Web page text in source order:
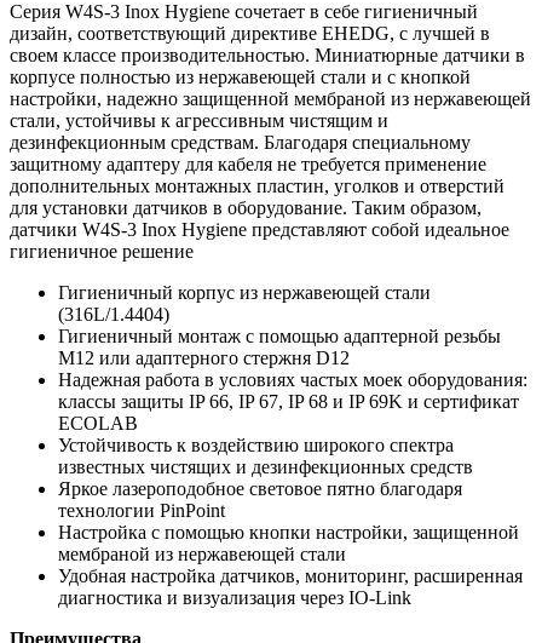
Серия W4S-3 Inox Hygiene сочетает в себе гигиеничный
дизайн, соответствующий директиве EHEDG, с лучшей в
своем классе производительностью. Миниатюрные датчики в
корпусе полностью из нержавеющей стали и с кнопкой
настройки, надежно защищенной мембраной из нержавеющей
стали, устойчивы к агрессивным чистящим и
дезинфекционным средствам. Благодаря специальному
защитному адаптеру для кабеля не требуется применение
дополнительных монтажных пластин, уголков и отверстий
для установки датчиков в оборудование. Таким образом,
датчики W4S-3 Inox Hygiene представляют собой идеальное
гигиеничное решение
Гигиеничный корпус из нержавеющей стали
(316L/1.4404)
Гигиеничный монтаж с помощью адаптерной резьбы
M12 или адаптерного стержня D12
Надежная работа в условиях частых моек оборудования:
классы защиты IP 66, IP 67, IP 68 и IP 69K и сертификат
ECOLAB
Устойчивость к воздействию широкого спектра
известных чистящих и дезинфекционных средств
Яркое лазероподобное световое пятно благодаря
технологии PinPoint
Настройка с помощью кнопки настройки, защищенной
мембраной из нержавеющей стали
Удобная настройка датчиков, мониторинг, расширенная
диагностика и визуализация через IO-Link